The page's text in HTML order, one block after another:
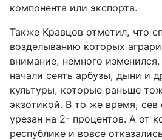
компонента или экспорта.
Также Кравцов отметил, что
возделыванию которых
внимание, немного
начали сеять арбузы, дыни и
культуры, которые раньше
экзотикой. В то же время,
урезан на 2- процентов. А от
республике и вовсе